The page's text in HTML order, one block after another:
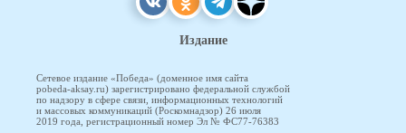
Издание
Сетевое издание «Победа» (доменное имя сайта
pobeda-aksay.ru) зарегистрировано федеральной службой
по надзору в сфере связи, информационных технологий
и массовых коммуникаций (Роскомнадзор) 26 июля
2019 года, регистрационный номер Эл № ФС77-76383